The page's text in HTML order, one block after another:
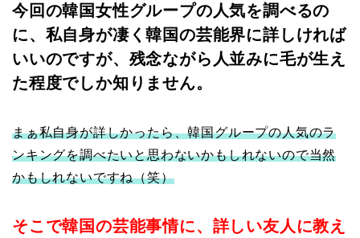
今回の韓国女性グループの人気を調べるの
に、私自身が凄く韓国の芸能界に詳しければ
いいのですが、残念ながら人並みに毛が生え
た程度でしか知りません。
まぁ私自身が詳しかったら、韓国グループの人気のラ
ンキングを調べたいと思わないかもしれないので当然
かもしれないですね（笑）
そこで韓国の芸能事情に、詳しい友人に教え